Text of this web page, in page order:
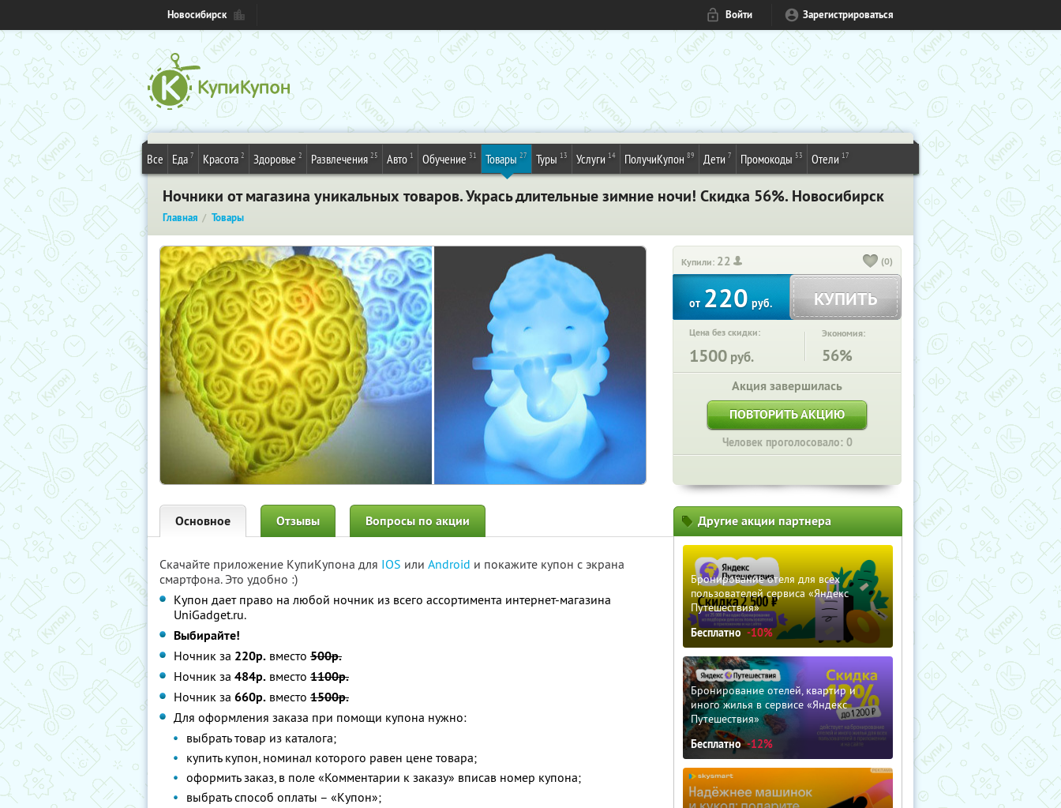
Новосибирск Войти Зарегистрироваться
Все Еда 7 Красота 2 Здоровье 2 Развлечения 25 Авто 1 Обучение 31 Товары 27 Туры 13 Услуги 14 ПолучиКупон 89 Дети 7 Промокоды 53 Отели 17
Ночники от магазина уникальных товаров. Укрась длительные зимние ночи! Скидка 56%. Новосибирск
Главная Товары
Купили: 22 (0)
от220руб. КУПИТЬ
Цена без скидки:
1500 руб.
Экономия:
56%
Акция завершилась
ПОВТОРИТЬ АКЦИЮ
Человек проголосовало: 0
Основное Отзывы Вопросы по акции
Скачайте приложение КупиКупона для IOS или Android и покажите купон с экрана
смартфона. Это удобно :)
Купон дает право на любой ночник из всего ассортимента интернет-магазина
UniGadget.ru.
Выбирайте!
Ночник за 220р. вместо 500р.
Ночник за 484р. вместо 1100р.
Ночник за 660р. вместо 1500р.
Для оформления заказа при помощи купона нужно:
выбрать товар из каталога;
купить купон, номинал которого равен цене товара;
оформить заказ, в поле «Комментарии к заказу» вписав номер купона;
выбрать способ оплаты – «Купон»;
Другие акции партнера
Бронирование отеля для всех
пользователей сервиса «Яндекс
Путешествия»
Бесплатно -10%
Бронирование отелей, квартир и
иного жилья в сервисе «Яндекс
Путешествия»
Бесплатно -12%